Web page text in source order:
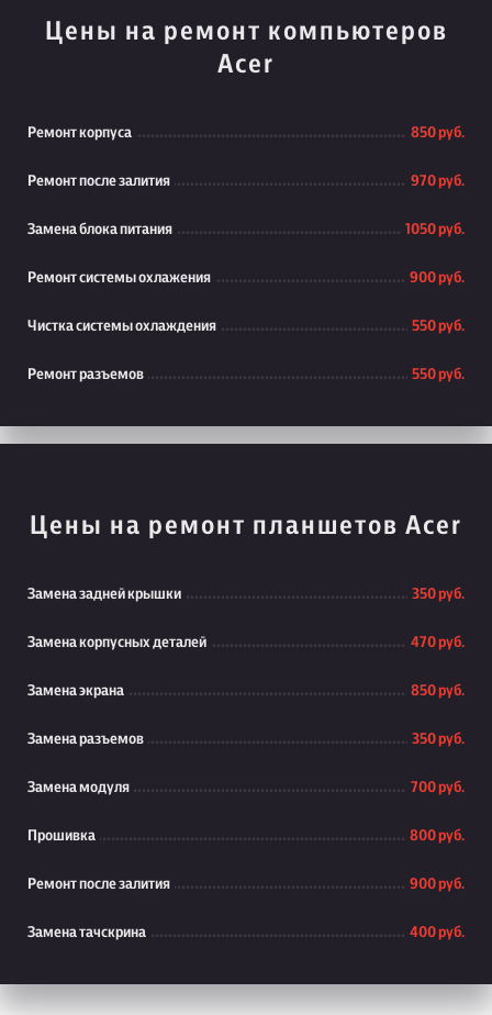
Цены на ремонт компьютеров
Acer
Ремонт корпуса 850 руб.
Ремонт после залития 970 руб.
Замена блока питания 1050 руб.
Ремонт системы охлажения 900 руб.
Чистка системы охлаждения 550 руб.
Ремонт разъемов 550 руб.
Цены на ремонт планшетов Acer
Замена задней крышки 350 руб.
Замена корпусных деталей 470 руб.
Замена экрана 850 руб.
Замена разъемов 350 руб.
Замена модуля 700 руб.
Прошивка 800 руб.
Ремонт после залития 900 руб.
Замена тачскрина 400 руб.